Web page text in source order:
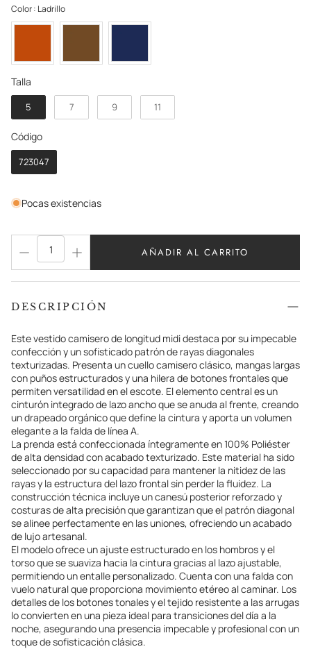
Color: LadrilloColor
Talla
5 7 9 11
CódigoCódigo
723047
Pocas existencias
AÑADIR AL CARRITO
DESCRIPCIÓN
Este vestido camisero de longitud midi destaca por su impecable
confección y un sofisticado patrón de rayas diagonales
texturizadas. Presenta un cuello camisero clásico, mangas largas
con puños estructurados y una hilera de botones frontales que
permiten versatilidad en el escote. El elemento central es un
cinturón integrado de lazo ancho que se anuda al frente, creando
un drapeado orgánico que define la cintura y aporta un volumen
elegante a la falda de línea A.
La prenda está confeccionada íntegramente en 100% Poliéster
de alta densidad con acabado texturizado. Este material ha sido
seleccionado por su capacidad para mantener la nitidez de las
rayas y la estructura del lazo frontal sin perder la fluidez. La
construcción técnica incluye un canesú posterior reforzado y
costuras de alta precisión que garantizan que el patrón diagonal
se alinee perfectamente en las uniones, ofreciendo un acabado
de lujo artesanal.
El modelo ofrece un ajuste estructurado en los hombros y el
torso que se suaviza hacia la cintura gracias al lazo ajustable,
permitiendo un entalle personalizado. Cuenta con una falda con
vuelo natural que proporciona movimiento etéreo al caminar. Los
detalles de los botones tonales y el tejido resistente a las arrugas
lo convierten en una pieza ideal para transiciones del día a la
noche, asegurando una presencia impecable y profesional con un
toque de sofisticación clásica.